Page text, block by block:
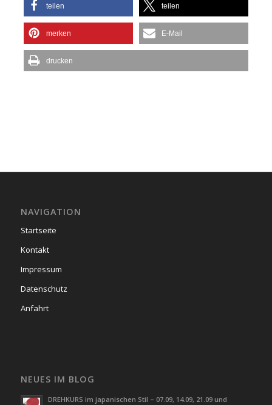
teilen teilen
merken E-Mail
drucken
NAVIGATION
Startseite
Kontakt
Impressum
Datenschutz
Anfahrt
NEUES IM BLOG
DREHKURS im japanischen Stil – 07.09, 14.09, 21.09 und